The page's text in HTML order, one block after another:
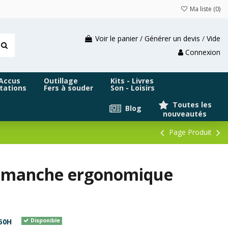
Ma liste (0)
Voir le panier / Générer un devis / Vide
Connexion
Outillage
Fers à souder
Kits - Livres
Son - Loisirs
Toutes les
nouveautés
Blog
Page Produit
ergonomique
Disponible